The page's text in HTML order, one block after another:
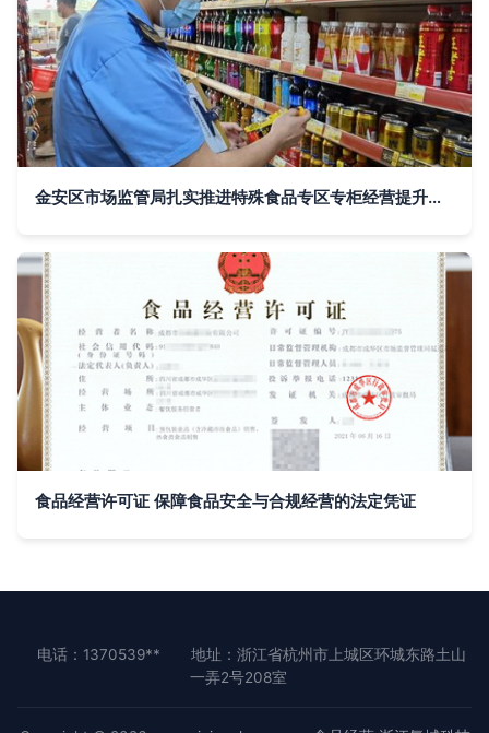
金安区市场监管局扎实推进特殊食品专区专柜经营提升行动，筑牢食品安全防线
食品经营许可证 保障食品安全与合规经营的法定凭证
电话：1370539**
地址：浙江省杭州市上城区环城东路土山
一弄2号208室